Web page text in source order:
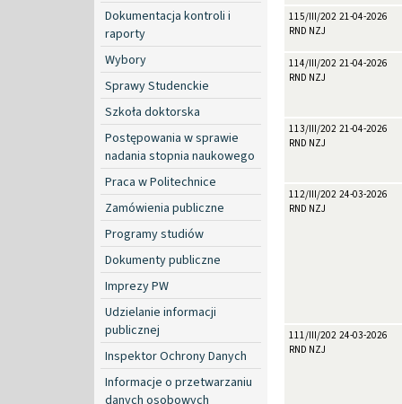
Dokumentacja kontroli i
raporty
Wybory
Sprawy Studenckie
Szkoła doktorska
Postępowania w sprawie
nadania stopnia naukowego
Praca w Politechnice
Zamówienia publiczne
Programy studiów
Dokumenty publiczne
Imprezy PW
Udzielanie informacji
publicznej
Inspektor Ochrony Danych
Informacje o przetwarzaniu
danych osobowych
115/III/2026
RND NZJ
21-04-2026
114/III/2026
RND NZJ
21-04-2026
113/III/2026
RND NZJ
21-04-2026
112/III/2026
RND NZJ
24-03-2026
111/III/2026
RND NZJ
24-03-2026